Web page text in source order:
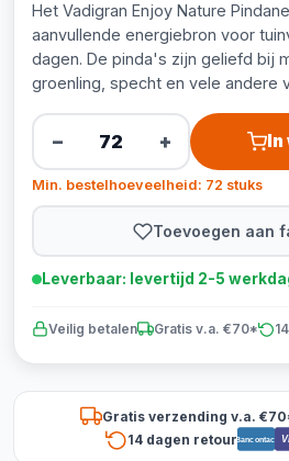
Het Vadigran Enjoy Nature
aanvullende energiebron voor
dagen. De pinda's zijn geliefd bij
groenling, specht en vele andere
− + In
Min. bestelhoeveelheid: 72 stuks
Toevoegen aan
Leverbaar: levertijd 2-5
Veilig betalen Gratis v.a. €70*
Gratis verzending v.a.
14 dagen retourBancontact